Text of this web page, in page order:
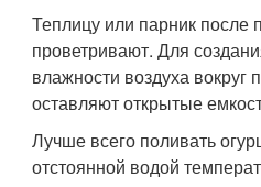
Теплицу или парник после
проветривают. Для
влажности воздуха вокруг
оставляют открытые
Лучше всего поливать
отстоянной водой